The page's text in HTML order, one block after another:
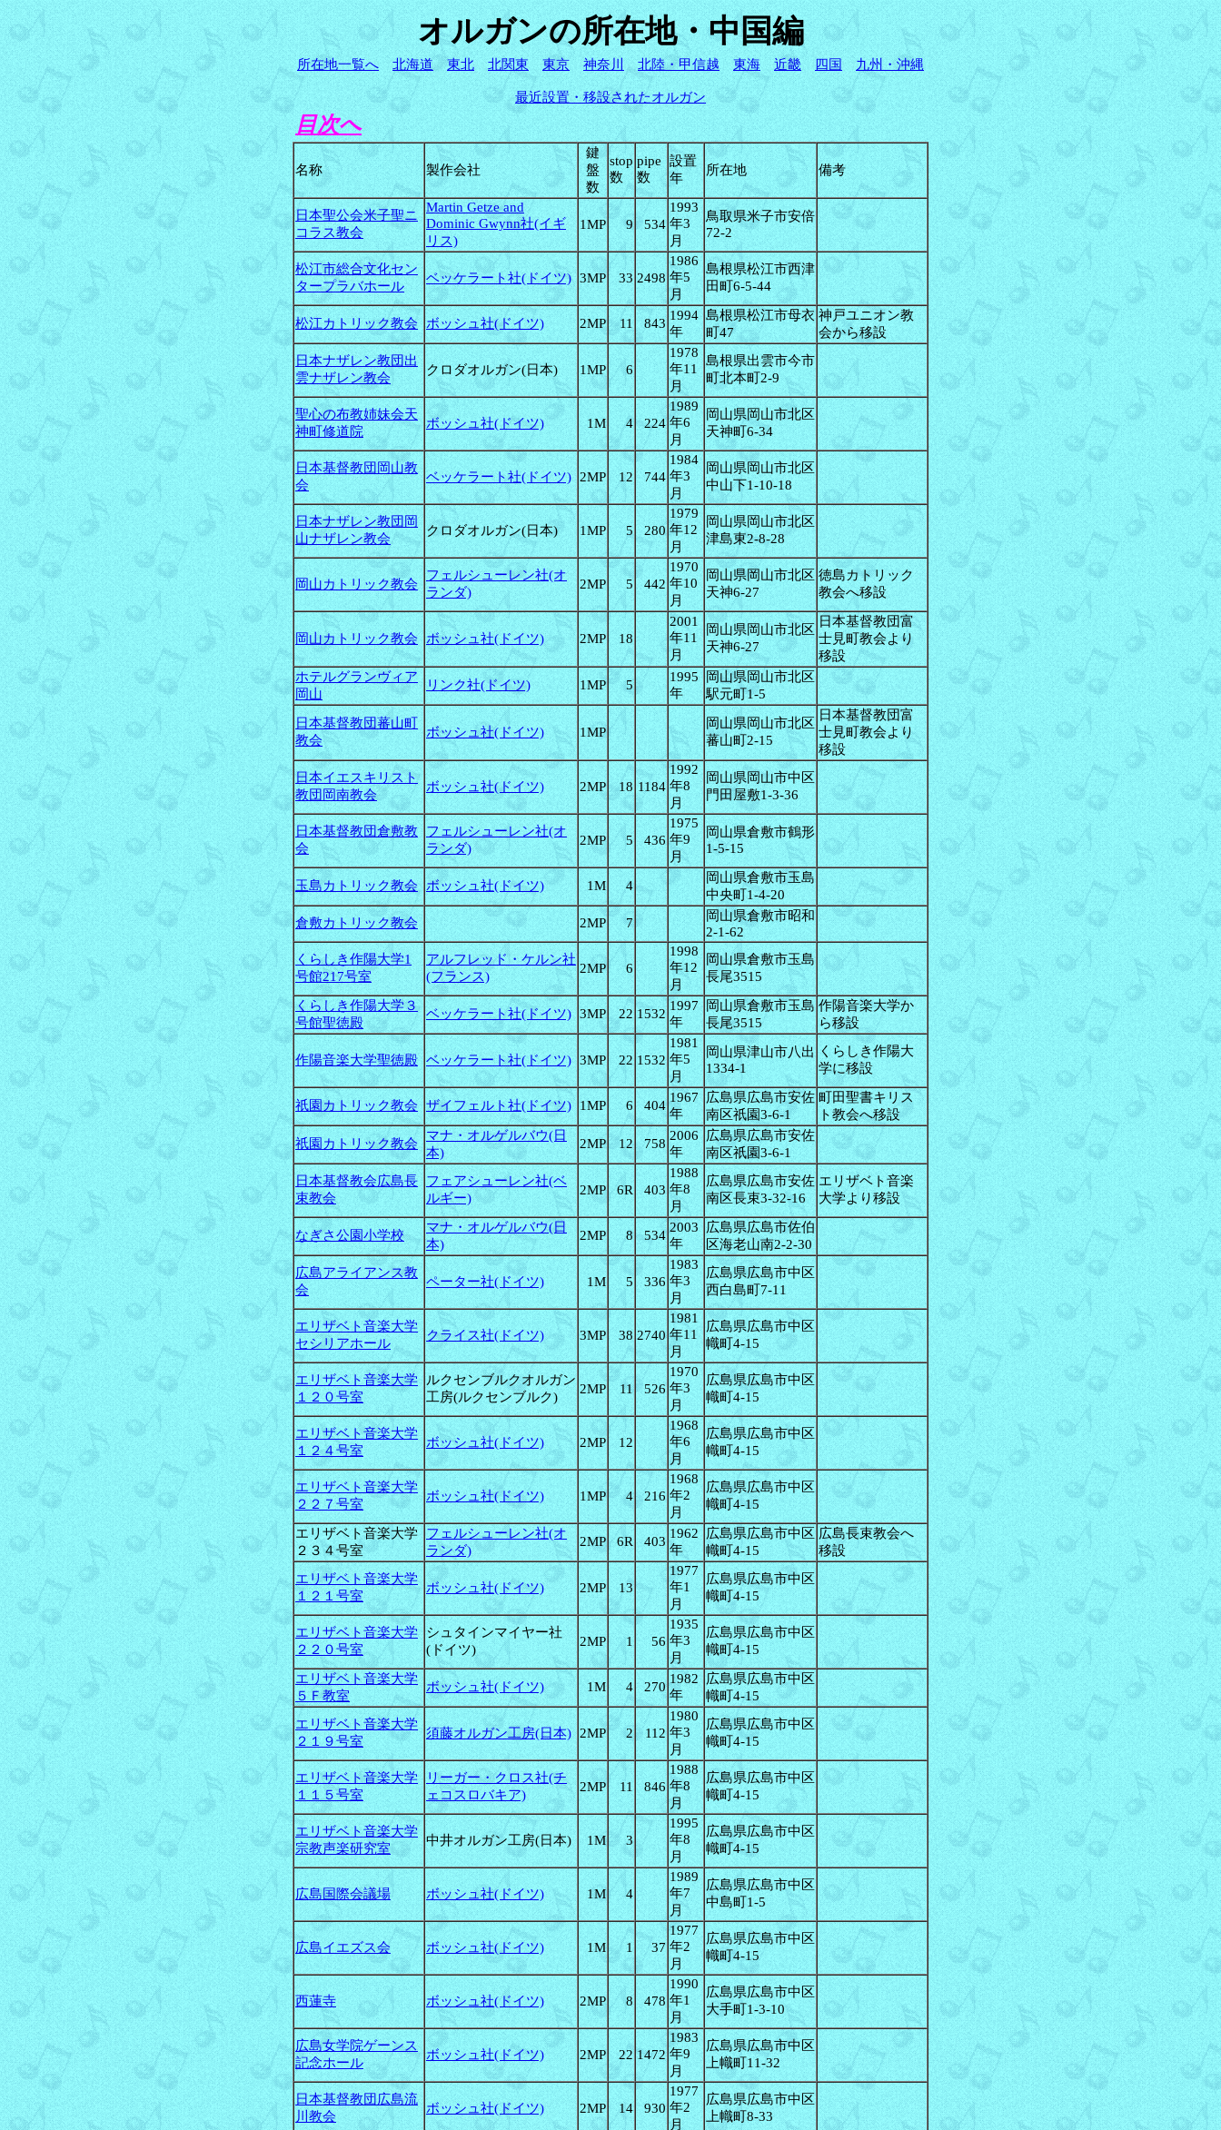
オルガンの所在地・中国編
所在地一覧へ 北海道 東北 北関東 東京 神奈川 北陸・甲信越 東海 近畿 四国 九州・沖縄
最近設置・移設されたオルガン
目次へ
名称 製作会社
鍵
盤
数
stop
数
pipe
数
設置
年
所在地 備考
日本聖公会米子聖ニ
コラス教会
Martin Getze and
Dominic Gwynn社(イギ
リス)
1MP 9 534
1993
年3
月
鳥取県米子市安倍
72-2
松江市総合文化セン
タープラバホール
ベッケラート社(ドイツ) 3MP 33 2498
1986
年5
月
島根県松江市西津
田町6-5-44
松江カトリック教会 ボッシュ社(ドイツ) 2MP 11 843
1994
年
島根県松江市母衣
町47
神戸ユニオン教
会から移設
日本ナザレン教団出
雲ナザレン教会
クロダオルガン(日本) 1MP 6
1978
年11
月
島根県出雲市今市
町北本町2-9
聖心の布教姉妹会天
神町修道院
ボッシュ社(ドイツ) 1M 4 224
1989
年6
月
岡山県岡山市北区
天神町6-34
日本基督教団岡山教
会
ベッケラート社(ドイツ) 2MP 12 744
1984
年3
月
岡山県岡山市北区
中山下1-10-18
日本ナザレン教団岡
山ナザレン教会
クロダオルガン(日本) 1MP 5 280
1979
年12
月
岡山県岡山市北区
津島東2-8-28
岡山カトリック教会
フェルシューレン社(オ
ランダ)
2MP 5 442
1970
年10
月
岡山県岡山市北区
天神6-27
徳島カトリック
教会へ移設
岡山カトリック教会 ボッシュ社(ドイツ) 2MP 18
2001
年11
月
岡山県岡山市北区
天神6-27
日本基督教団富
士見町教会より
移設
ホテルグランヴィア
岡山
リンク社(ドイツ) 1MP 5
1995
年
岡山県岡山市北区
駅元町1-5
日本基督教団蕃山町
教会
ボッシュ社(ドイツ) 1MP
岡山県岡山市北区
蕃山町2-15
日本基督教団富
士見町教会より
移設
日本イエスキリスト
教団岡南教会
ボッシュ社(ドイツ) 2MP 18 1184
1992
年8
月
岡山県岡山市中区
門田屋敷1-3-36
日本基督教団倉敷教
会
フェルシューレン社(オ
ランダ)
2MP 5 436
1975
年9
月
岡山県倉敷市鶴形
1-5-15
玉島カトリック教会 ボッシュ社(ドイツ) 1M 4
岡山県倉敷市玉島
中央町1-4-20
倉敷カトリック教会
2MP 7
岡山県倉敷市昭和
2-1-62
くらしき作陽大学1
号館217号室
アルフレッド・ケルン社
(フランス)
2MP 6
1998
年12
月
岡山県倉敷市玉島
長尾3515
くらしき作陽大学３
号館聖徳殿
ベッケラート社(ドイツ) 3MP 22 1532
1997
年
岡山県倉敷市玉島
長尾3515
作陽音楽大学か
ら移設
作陽音楽大学聖徳殿 ベッケラート社(ドイツ) 3MP 22 1532
1981
年5
月
岡山県津山市八出
1334-1
くらしき作陽大
学に移設
祇園カトリック教会 ザイフェルト社(ドイツ) 1MP 6 404
1967
年
広島県広島市安佐
南区祇園3-6-1
町田聖書キリス
ト教会へ移設
祇園カトリック教会
マナ・オルゲルバウ(日
本)
2MP 12 758
2006
年
広島県広島市安佐
南区祇園3-6-1
日本基督教会広島長
束教会
フェアシューレン社(ベ
ルギー)
2MP 6R 403
1988
年8
月
広島県広島市安佐
南区長束3-32-16
エリザベト音楽
大学より移設
なぎさ公園小学校
マナ・オルゲルバウ(日
本)
2MP 8 534
2003
年
広島県広島市佐伯
区海老山南2-2-30
広島アライアンス教
会
ペーター社(ドイツ) 1M 5 336
1983
年3
月
広島県広島市中区
西白島町7-11
エリザベト音楽大学
セシリアホール
クライス社(ドイツ) 3MP 38 2740
1981
年11
月
広島県広島市中区
幟町4-15
エリザベト音楽大学
１２０号室
ルクセンブルクオルガン
工房(ルクセンブルク)
2MP 11 526
1970
年3
月
広島県広島市中区
幟町4-15
エリザベト音楽大学
１２４号室
ボッシュ社(ドイツ) 2MP 12
1968
年6
月
広島県広島市中区
幟町4-15
エリザベト音楽大学
２２７号室
ボッシュ社(ドイツ) 1MP 4 216
1968
年2
月
広島県広島市中区
幟町4-15
エリザベト音楽大学
２３４号室
フェルシューレン社(オ
ランダ)
2MP 6R 403
1962
年
広島県広島市中区
幟町4-15
広島長束教会へ
移設
エリザベト音楽大学
１２１号室
ボッシュ社(ドイツ) 2MP 13
1977
年1
月
広島県広島市中区
幟町4-15
エリザベト音楽大学
２２０号室
シュタインマイヤー社
(ドイツ)
2MP 1 56
1935
年3
月
広島県広島市中区
幟町4-15
エリザベト音楽大学
５Ｆ教室
ボッシュ社(ドイツ) 1M 4 270
1982
年
広島県広島市中区
幟町4-15
エリザベト音楽大学
２１９号室
須藤オルガン工房(日本) 2MP 2 112
1980
年3
月
広島県広島市中区
幟町4-15
エリザベト音楽大学
１１５号室
リーガー・クロス社(チ
ェコスロバキア)
2MP 11 846
1988
年8
月
広島県広島市中区
幟町4-15
エリザベト音楽大学
宗教声楽研究室
中井オルガン工房(日本) 1M 3
1995
年8
月
広島県広島市中区
幟町4-15
広島国際会議場 ボッシュ社(ドイツ) 1M 4
1989
年7
月
広島県広島市中区
中島町1-5
広島イエズス会 ボッシュ社(ドイツ) 1M 1 37
1977
年2
月
広島県広島市中区
幟町4-15
西蓮寺 ボッシュ社(ドイツ) 2MP 8 478
1990
年1
月
広島県広島市中区
大手町1-3-10
広島女学院ゲーンス
記念ホール
ボッシュ社(ドイツ) 2MP 22 1472
1983
年9
月
広島県広島市中区
上幟町11-32
日本基督教団広島流
川教会
ボッシュ社(ドイツ) 2MP 14 930
1977
年2
月
広島県広島市中区
上幟町8-33